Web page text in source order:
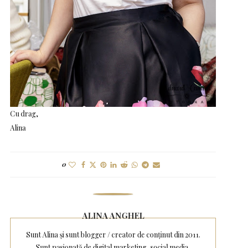
Cu drag,
Alina
0
ALINA ANGHEL
Sunt Alina și sunt blogger / creator de conținut din 2011.